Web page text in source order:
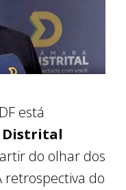
está
Distrital
do olhar dos
do